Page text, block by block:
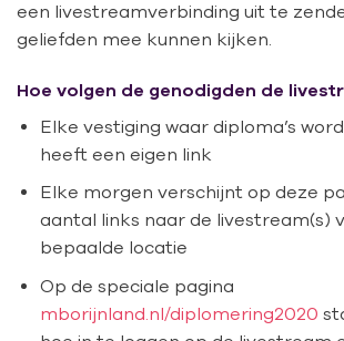
een livestreamverbinding uit te
geliefden mee kunnen kijken.
Hoe volgen de genodigden de
Elke vestiging waar diploma’s
heeft een eigen link
Elke morgen verschijnt op deze
aantal links naar de livestream(s)
bepaalde locatie
Op de speciale pagina
mborijnland.nl/diplomering2020